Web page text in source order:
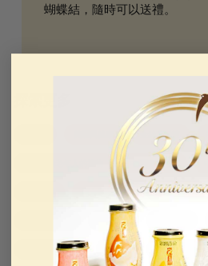
金絲燕唾液
中國禮品創意
可食用的燕窩 食用燕窩食譜
節日送禮
母親節禮物指南 母親節 新聞與公告
蝴蝶結，隨時可以送禮。